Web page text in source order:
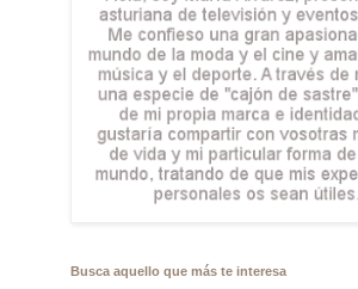
Busca aquello que más te interesa